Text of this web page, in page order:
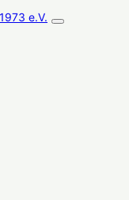
1973 e.V.